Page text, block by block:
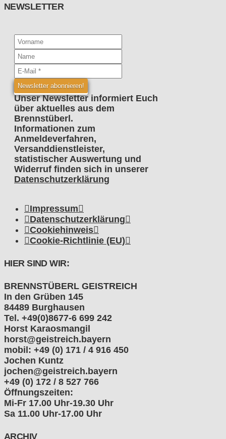
NEWSLETTER
Unser Newsletter informiert Euch
über aktuelles aus dem
Brennstüberl.
Informationen zum
Anmeldeverfahren,
Versanddienstleister,
statistischer Auswertung und
Widerruf finden sich in unserer
Datenschutzerklärung
Impressum
Datenschutzerklärung
Cookiehinweis
Cookie-Richtlinie (EU)
HIER SIND WIR:
BRENNSTÜBERL GEISTREICH
In den Grüben 145
84489 Burghausen
Tel. +49(0)8677-6 699 242
Horst Karaosmangil
horst@geistreich.bayern
mobil: +49 (0) 171 / 4 916 450
Jochen Kuntz
jochen@geistreich.bayern
+49 (0) 172 / 8 527 766
Öffnungszeiten:
Mi-Fr 17.00 Uhr-19.30 Uhr
Sa 11.00 Uhr-17.00 Uhr
ARCHIV